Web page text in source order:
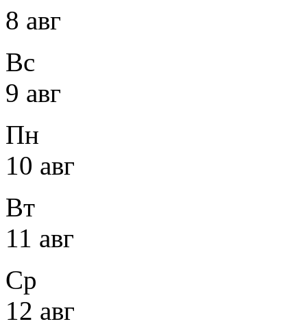
8 авг
Вс
9 авг
Пн
10 авг
Вт
11 авг
Ср
12 авг